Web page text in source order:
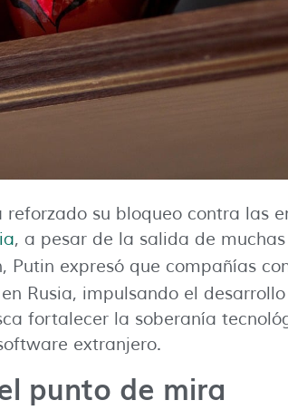
su bloqueo contra las
, a pesar de la salida de
Putin expresó que compañías
en Rusia, impulsando el
fortalecer la soberanía
extranjero.
punto de mira